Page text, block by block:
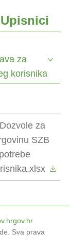
za
korisnika
za
SZB
Sva prava
gov.hr